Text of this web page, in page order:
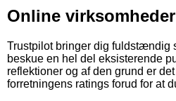
Online
Trustpilot bringer dig fuldstændig
beskue en hel del eksisterende
reflektioner og af den grund er
forretningens ratings forud for at